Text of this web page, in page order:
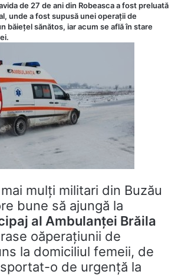
de 27 de ani din Robeasca a fost preluată
unde a fost supusă unei operații de
băiețel sănătos, iar acum se află în stare
mulți militari din Buzău
bune să ajungă la
al Ambulanței Brăila
oăperațiunii de
la domiciliul femeii, de
o de urgență la